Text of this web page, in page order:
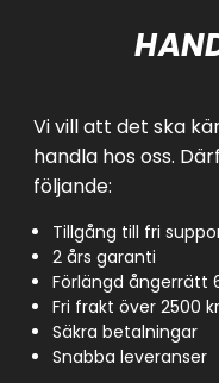
Vi vill att det ska
handla hos oss.
följande:
Tillgång till fri
2 års garanti
Förlängd ångerrätt
Fri frakt över 2500
Säkra betalningar
Snabba leveranser